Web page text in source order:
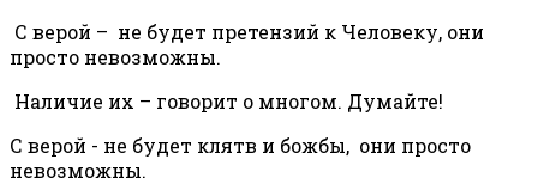
С верой – не будет претензий к Человеку, они
просто невозможны.
Наличие их – говорит о многом. Думайте!
С верой - не будет клятв и божбы, они просто
невозможны.